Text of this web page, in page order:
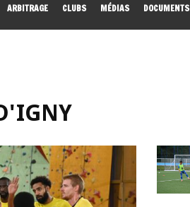
ARBITRAGE CLUBS MÉDIAS DOCUMENTS